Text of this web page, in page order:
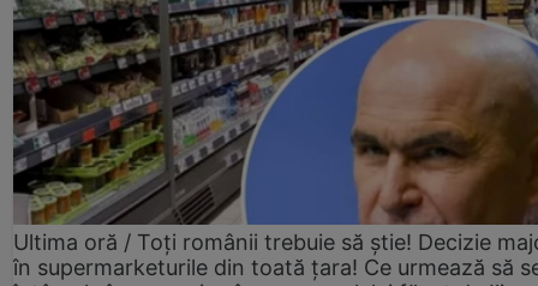
Ultima oră / Toți românii trebuie să știe! Decizie
în supermarketurile din toată țara! Ce urmează să